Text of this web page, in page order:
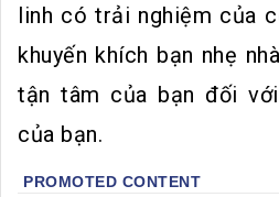
linh có trải nghiệm của
khuyến khích bạn nhẹ
tận tâm của bạn đối
của bạn.